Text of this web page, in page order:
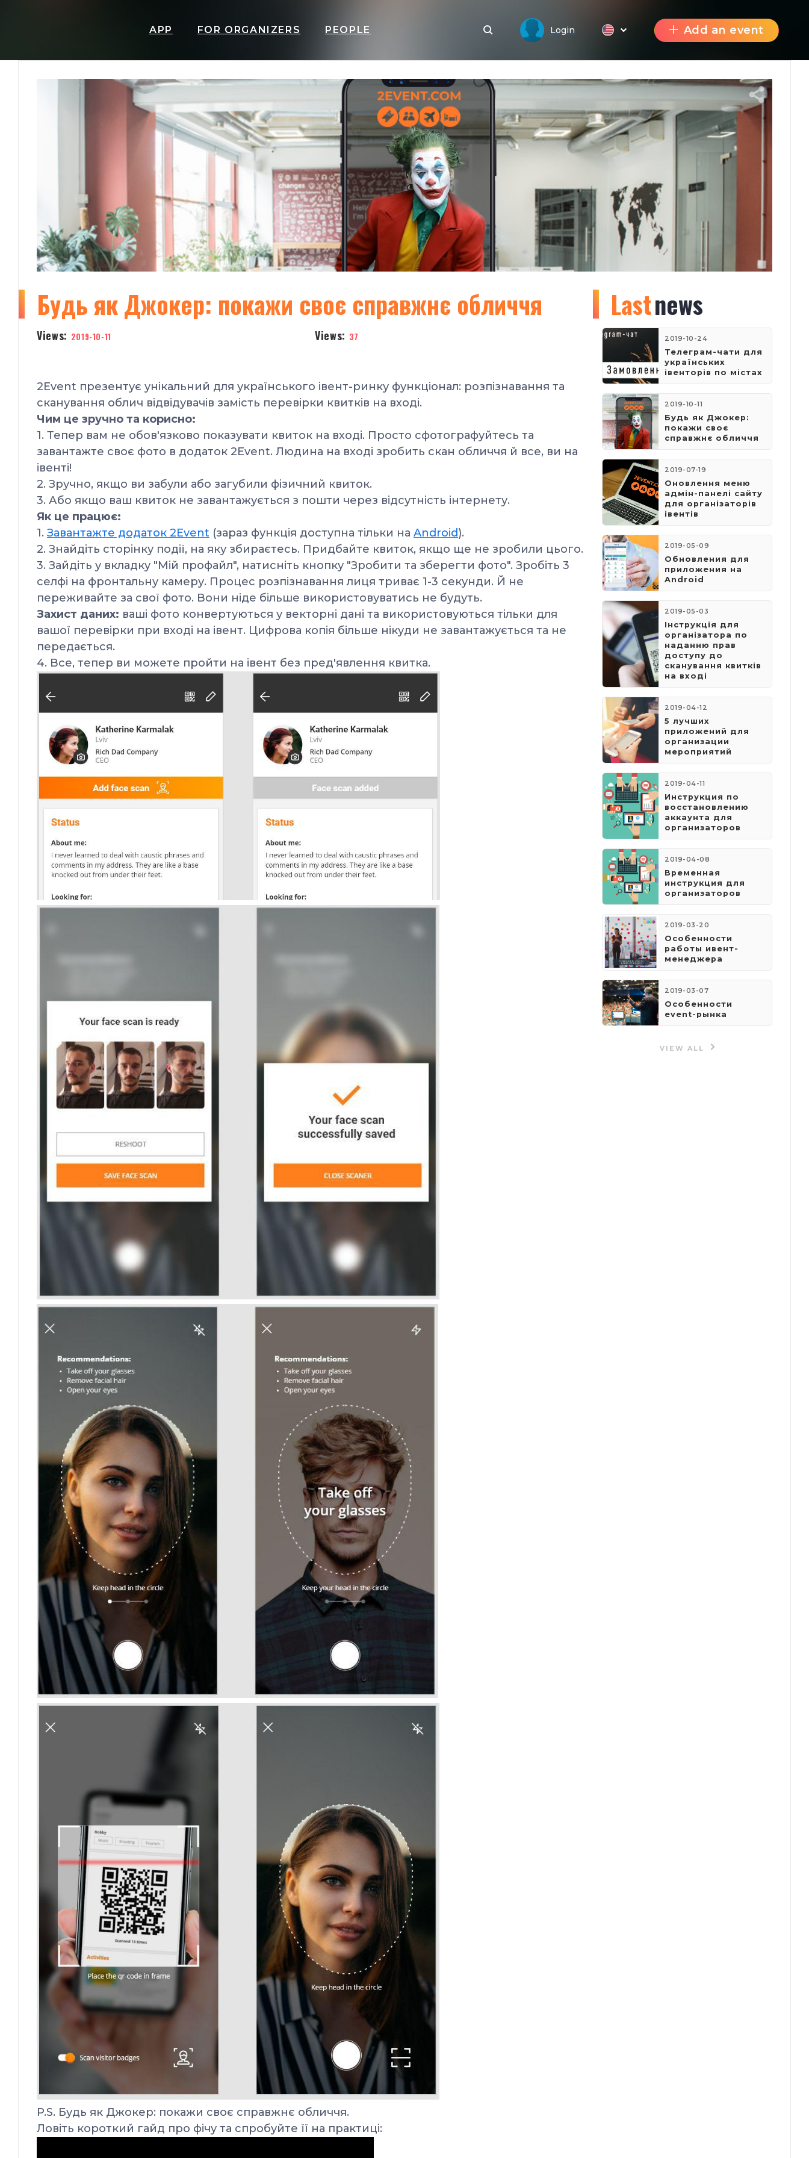
APP FOR ORGANIZERS PEOPLE Login Add an event
Будь як Джокер: покажи своє справжнє обличчя
Views: 2019-10-11 Views: 37
2Event презентує унікальний для українського івент-ринку функціонал: розпізнавання та
сканування облич відвідувачів замість перевірки квитків на вході.
Чим це зручно та корисно:
1. Тепер вам не обов'язково показувати квиток на вході. Просто cфотографуйтесь та
завантажте своє фото в додаток 2Event. Людина на вході зробить скан обличчя й все, ви на
івенті!
2. Зручно, якщо ви забули або загубили фізичний квиток.
3. Або якщо ваш квиток не завантажується з пошти через відсутність інтернету.
Як це працює:
1. Завантажте додаток 2Event (зараз функція доступна тільки на Android).
2. Знайдіть сторінку події, на яку збираєтесь. Придбайте квиток, якщо ще не зробили цього.
3. Зайдіть у вкладку "Мій профайл", натисніть кнопку "Зробити та зберегти фото". Зробіть 3
селфі на фронтальну камеру. Процес розпізнавання лиця триває 1-3 секунди. Й не
переживайте за свої фото. Вони ніде більше використовуватись не будуть.
Захист даних: ваші фото конвертуються у векторні дані та використовуються тільки для
вашої перевірки при вході на івент. Цифрова копія більше нікуди не завантажується та не
передається.
4. Все, тепер ви можете пройти на івент без пред'явлення квитка.
P.S. Будь як Джокер: покажи своє справжнє обличчя.
Ловіть короткий гайд про фічу та спробуйте її на практиці:
Lastnews
2019-10-24
Телеграм-чати для
українських
івенторів по містах
2019-10-11
Будь як Джокер:
покажи своє
справжнє обличчя
2019-07-19
Оновлення меню
адмін-панелі сайту
для організаторів
івентів
2019-05-09
​Обновления для
приложения на
Android
2019-05-03
​Інструкція для
організатора по
наданню прав
доступу до
сканування квитків
на вході
2019-04-12
5 лучших
приложений для
организации
мероприятий
2019-04-11
Инструкция по
восстановлению
аккаунта для
организаторов
2019-04-08
​Временная
инструкция для
организаторов
2019-03-20
Особенности
работы ивент-
менеджера
2019-03-07
Особенности
event-рынка
VIEW ALL